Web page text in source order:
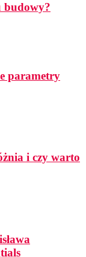
budowy?
parametry
i czy warto